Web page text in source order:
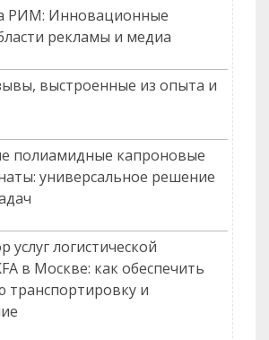
РИМ: Инновационные
рекламы и медиа
выстроенные из опыта и
полиамидные капроновые
универсальное решение
услуг логистической
в Москве: как обеспечить
транспортировку и